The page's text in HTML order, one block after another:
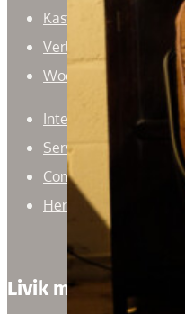
Kasten
Verlichting
Woonaccessoires
Interieuradvies
Service
Contact
Herroepingsrecht
Livik meubelen